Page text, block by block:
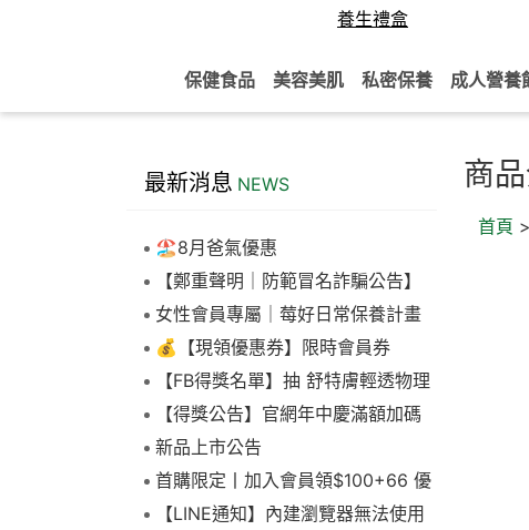
養生禮盒
保健食品 美容美肌 私密保養 成人營養
最新消息 NEWS
🏖️8月爸氣優惠
【鄭重聲明｜防範冒名詐騙公告】
女性會員專屬｜莓好日常保養計畫
💰【現領優惠券】限時會員券
【FB得獎名單】抽 舒特膚輕透物理
低敏防曬霜乙名(8/4報到截止)
【得獎公告】官網年中慶滿額加碼
抽FIKA蒸煮料理組2名(7/31截止)
新品上市公告
首購限定丨加入會員領$100+66 優
惠！【LINE通知】內建瀏覽器無法使用
商
首頁 >